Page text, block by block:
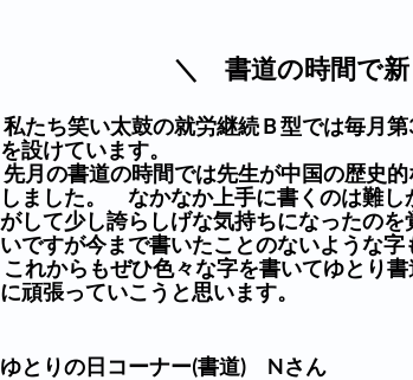
＼　書道の時間で
を設けています。
しました。　なかなか上手に書くのは難
がして少し誇らしげな気持ちになったの
いですが今まで書いたことのないような
に頑張っていこうと思います。
ゆとりの日コーナー(書道)　Nさん